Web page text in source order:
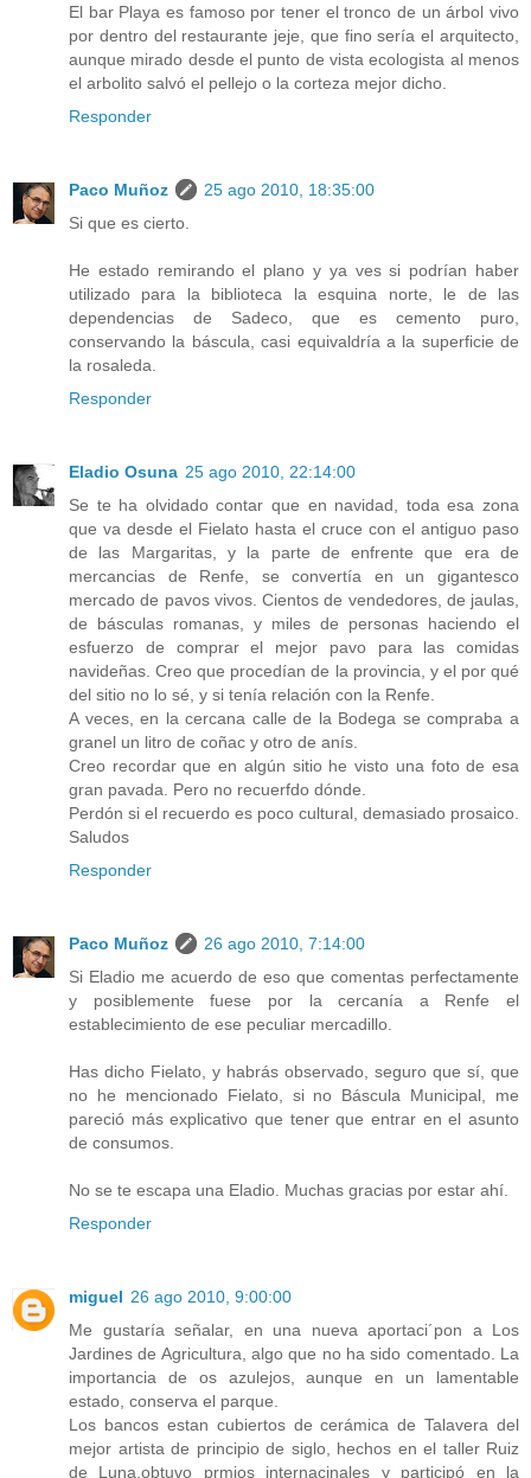
El bar Playa es famoso por tener el tronco de un árbol vivo
por dentro del restaurante jeje, que fino sería el arquitecto,
aunque mirado desde el punto de vista ecologista al menos
el arbolito salvó el pellejo o la corteza mejor dicho.
Responder
Paco Muñoz
25 ago 2010, 18:35:00
Si que es cierto.
He estado remirando el plano y ya ves si podrían haber
utilizado para la biblioteca la esquina norte, le de las
dependencias de Sadeco, que es cemento puro,
conservando la báscula, casi equivaldría a la superficie de
la rosaleda.
Responder
Eladio Osuna 25 ago 2010, 22:14:00
Se te ha olvidado contar que en navidad, toda esa zona
que va desde el Fielato hasta el cruce con el antiguo paso
de las Margaritas, y la parte de enfrente que era de
mercancias de Renfe, se convertía en un gigantesco
mercado de pavos vivos. Cientos de vendedores, de jaulas,
de básculas romanas, y miles de personas haciendo el
esfuerzo de comprar el mejor pavo para las comidas
navideñas. Creo que procedían de la provincia, y el por qué
del sitio no lo sé, y si tenía relación con la Renfe.
A veces, en la cercana calle de la Bodega se compraba a
granel un litro de coñac y otro de anís.
Creo recordar que en algún sitio he visto una foto de esa
gran pavada. Pero no recuerfdo dónde.
Perdón si el recuerdo es poco cultural, demasiado prosaico.
Saludos
Responder
Paco Muñoz
26 ago 2010, 7:14:00
Si Eladio me acuerdo de eso que comentas perfectamente
y posiblemente fuese por la cercanía a Renfe el
establecimiento de ese peculiar mercadillo.
Has dicho Fielato, y habrás observado, seguro que sí, que
no he mencionado Fielato, si no Báscula Municipal, me
pareció más explicativo que tener que entrar en el asunto
de consumos.
No se te escapa una Eladio. Muchas gracias por estar ahí.
Responder
miguel 26 ago 2010, 9:00:00
Me gustaría señalar, en una nueva aportaci´pon a Los
Jardines de Agricultura, algo que no ha sido comentado. La
importancia de os azulejos, aunque en un lamentable
estado, conserva el parque.
Los bancos estan cubiertos de cerámica de Talavera del
mejor artista de principio de siglo, hechos en el taller Ruiz
de Luna,obtuvo prmios internacinales y participó en la